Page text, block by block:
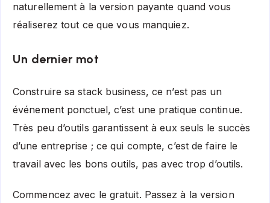
naturellement à la version payante quand vous
réaliserez tout ce que vous manquiez.
Un dernier mot
Construire sa stack business, ce n’est pas un
événement ponctuel, c’est une pratique continue.
Très peu d’outils garantissent à eux seuls le succès
d’une entreprise ; ce qui compte, c’est de faire le
travail avec les bons outils, pas avec trop d’outils.
Commencez avec le gratuit. Passez à la version